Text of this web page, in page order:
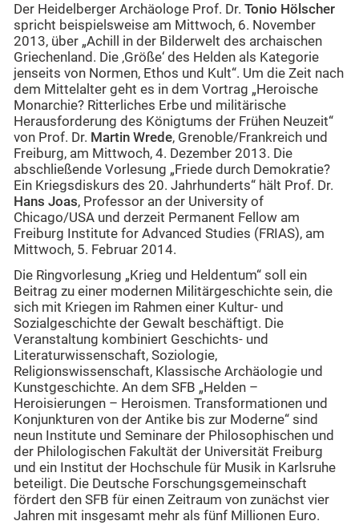
Der Heidelberger Archäologe Prof. Dr. Tonio Hölscher
spricht beispielsweise am Mittwoch, 6. November
2013, über „Achill in der Bilderwelt des archaischen
Griechenland. Die ‚Größe‘ des Helden als Kategorie
jenseits von Normen, Ethos und Kult“. Um die Zeit nach
dem Mittelalter geht es in dem Vortrag „Heroische
Monarchie? Ritterliches Erbe und militärische
Herausforderung des Königtums der Frühen Neuzeit“
von Prof. Dr. Martin Wrede, Grenoble/Frankreich und
Freiburg, am Mittwoch, 4. Dezember 2013. Die
abschließende Vorlesung „Friede durch Demokratie?
Ein Kriegsdiskurs des 20. Jahrhunderts“ hält Prof. Dr.
Hans Joas, Professor an der University of
Chicago/USA und derzeit Permanent Fellow am
Freiburg Institute for Advanced Studies (FRIAS), am
Mittwoch, 5. Februar 2014.
Die Ringvorlesung „Krieg und Heldentum“ soll ein
Beitrag zu einer modernen Militärgeschichte sein, die
sich mit Kriegen im Rahmen einer Kultur- und
Sozialgeschichte der Gewalt beschäftigt. Die
Veranstaltung kombiniert Geschichts- und
Literaturwissenschaft, Soziologie,
Religionswissenschaft, Klassische Archäologie und
Kunstgeschichte. An dem SFB „Helden –
Heroisierungen – Heroismen. Transformationen und
Konjunkturen von der Antike bis zur Moderne“ sind
neun Institute und Seminare der Philosophischen und
der Philologischen Fakultät der Universität Freiburg
und ein Institut der Hochschule für Musik in Karlsruhe
beteiligt. Die Deutsche Forschungsgemeinschaft
fördert den SFB für einen Zeitraum von zunächst vier
Jahren mit insgesamt mehr als fünf Millionen Euro.